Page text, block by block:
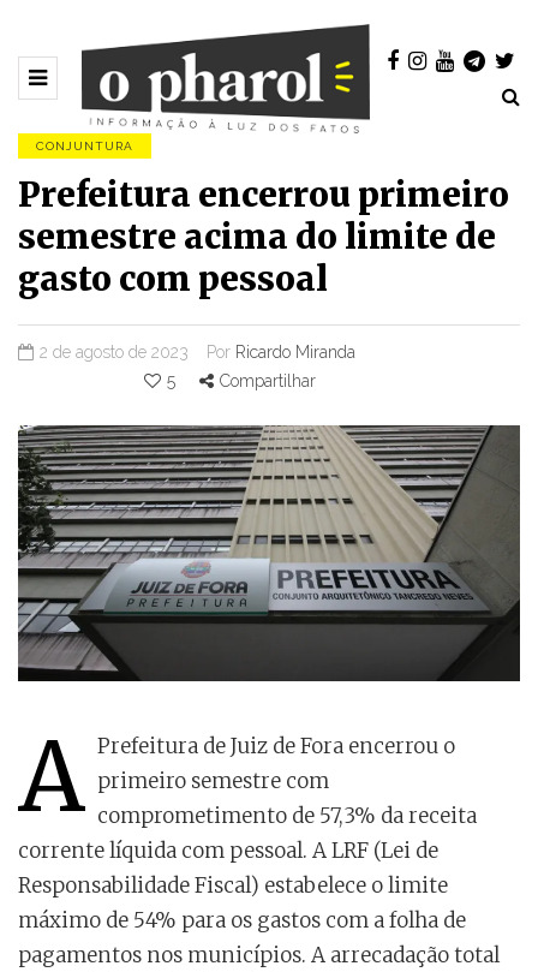
CONJUNTURA
Prefeitura encerrou primeiro
semestre acima do limite de
gasto com pessoal
2 de agosto de 2023 Por Ricardo Miranda
5
Compartilhar
A Prefeitura de Juiz de Fora encerrou o
primeiro semestre com
comprometimento de 57,3% da receita
corrente líquida com pessoal. A LRF (Lei de
Responsabilidade Fiscal) estabelece o limite
máximo de 54% para os gastos com a folha de
pagamentos nos municípios. A arrecadação total